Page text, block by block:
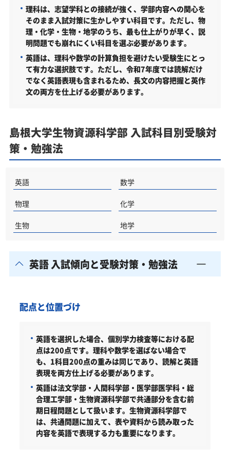
島根大学の他の学部
島根大学以外の生物資源科学部・関連学部を偏差値
から探す
島根大学生物資源科学部受験生からのよくある質問
理科は、志望学科との接続が強く、学部内容への関心を
そのまま入試対策に生かしやすい科目です。ただし、物
理・化学・生物・地学のうち、最も仕上がりが早く、説
明問題でも崩れにくい科目を選ぶ必要があります。
英語は、理科や数学の計算負担を避けたい受験生にとっ
て有力な選択肢です。ただし、令和7年度では読解だけ
でなく英語表現も含まれるため、長文の内容把握と英作
文の両方を仕上げる必要があります。
島根大学生物資源科学部 入試科目別受験対
策・勉強法
英語 数学
物理 化学
生物 地学
英語 入試傾向と受験対策・勉強法
配点と位置づけ
英語を選択した場合、個別学力検査等における配
点は200点です。理科や数学を選ばない場合で
も、1科目200点の重みは同じであり、読解と英語
表現を両方仕上げる必要があります。
英語は法文学部・人間科学部・医学部医学科・総
合理工学部・生物資源科学部で共通部分を含む前
期日程問題として扱います。生物資源科学部で
は、共通問題に加えて、表や資料から読み取った
内容を英語で表現する力も重要になります。